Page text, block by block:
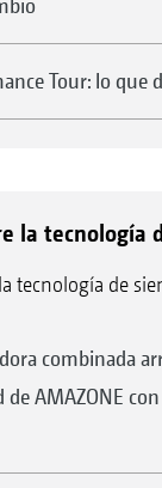
Tour: lo que
la tecnología
tecnología de
combinada
de AMAZONE